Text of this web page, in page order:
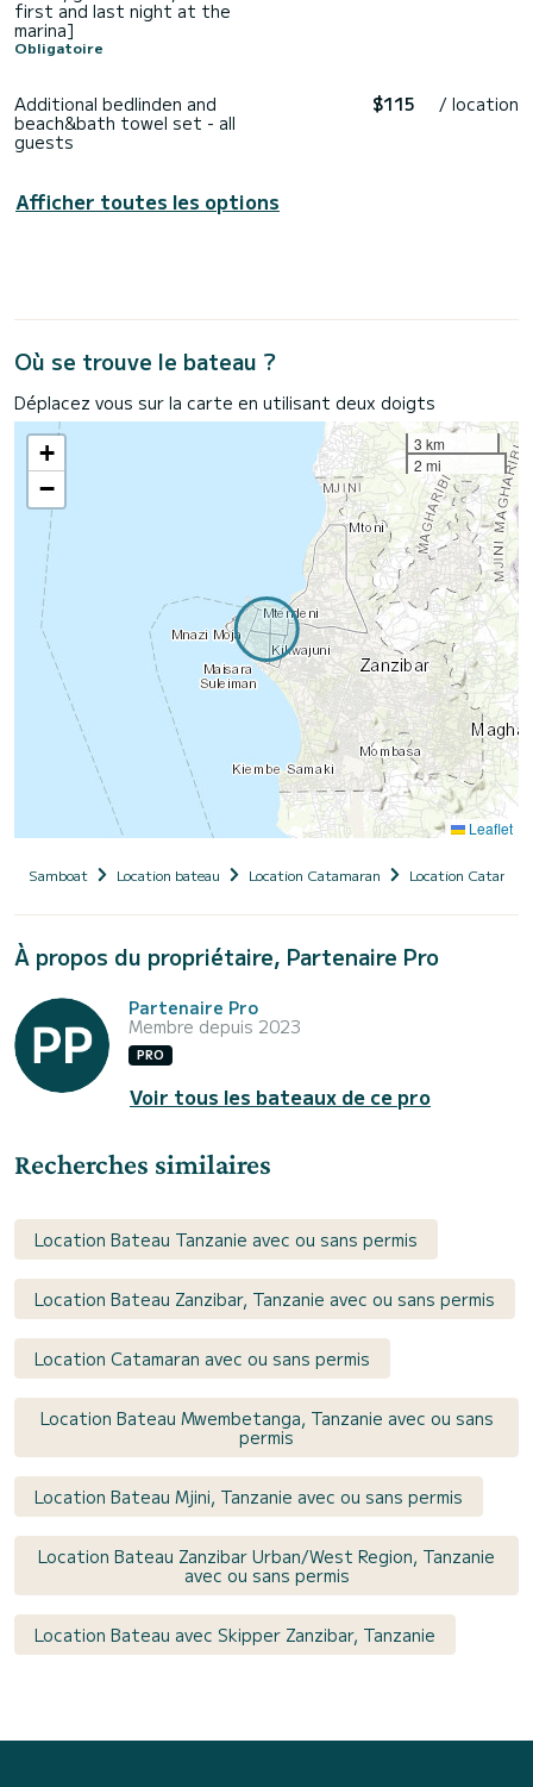
first and last night at the
marina]
Obligatoire
Additional bedlinden and
beach&bath towel set - all
guests
$115 / location
Afficher toutes les options
Où se trouve le bateau ?
Déplacez vous sur la carte en utilisant deux doigts
+
−
3 km
2 mi
Leaflet
Samboat Location bateau Location Catamaran Location
À propos du propriétaire, Partenaire Pro
Partenaire Pro
Membre depuis 2023
PRO
Voir tous les bateaux de ce pro
Recherches similaires
Location Bateau Tanzanie avec ou sans permis
Location Bateau Zanzibar, Tanzanie avec ou sans permis
Location Catamaran avec ou sans permis
Location Bateau Mwembetanga, Tanzanie avec ou sans
permis
Location Bateau Mjini, Tanzanie avec ou sans permis
Location Bateau Zanzibar Urban/West Region, Tanzanie
avec ou sans permis
Location Bateau avec Skipper Zanzibar, Tanzanie